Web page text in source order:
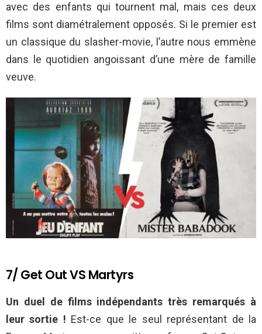
avec des enfants qui tournent mal, mais ces deux
films sont diamétralement opposés. Si le premier est
un classique du slasher-movie, l’autre nous emmène
dans le quotidien angoissant d’une mère de famille
veuve.
7/ Get Out VS Martyrs
Un duel de films indépendants très remarqués à
leur sortie ! Est-ce que le seul représentant de la